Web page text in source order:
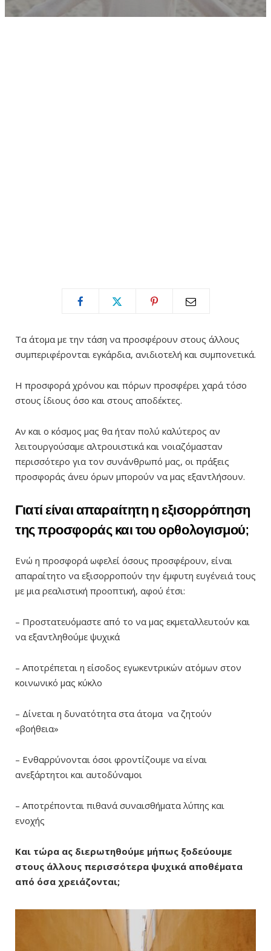
Τα άτομα με την τάση να προσφέρουν στους άλλους
συμπεριφέρονται εγκάρδια, ανιδιοτελή και συμπονετικά.
Η προσφορά χρόνου και πόρων προσφέρει χαρά τόσο
στους ίδιους όσο και στους αποδέκτες.
Αν και ο κόσμος μας θα ήταν πολύ καλύτερος αν
λειτουργούσαμε αλτρουιστικά και νοιαζόμασταν
περισσότερο για τον συνάνθρωπό μας, οι πράξεις
προσφοράς άνευ όρων μπορούν να μας εξαντλήσουν.
Γιατί είναι απαραίτητη η εξισορρόπηση
της προσφοράς και του ορθολογισμού;
Ενώ η προσφορά ωφελεί όσους προσφέρουν, είναι
απαραίτητο να εξισορροπούν την έμφυτη ευγένειά τους
με μια ρεαλιστική προοπτική, αφού έτσι:
– Προστατευόμαστε από το να μας εκμεταλλευτούν και
να εξαντληθούμε ψυχικά
– Αποτρέπεται η είσοδος εγωκεντρικών ατόμων στον
κοινωνικό μας κύκλο
– Δίνεται η δυνατότητα στα άτομα να ζητούν
«βοήθεια»
– Ενθαρρύνονται όσοι φροντίζουμε να είναι
ανεξάρτητοι και αυτοδύναμοι
– Αποτρέπονται πιθανά συναισθήματα λύπης και
ενοχής
Και τώρα ας διερωτηθούμε μήπως ξοδεύουμε
στους άλλους περισσότερα ψυχικά αποθέματα
από όσα χρειάζονται;